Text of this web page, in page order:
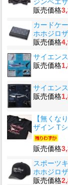
販売価格
カードケ
ホホジロ
販売価格
サイエン
販売価格
サイエン
販売価格
【無くな
ザイン T
販売価格
スポーツ
ホホジロ
販売価格